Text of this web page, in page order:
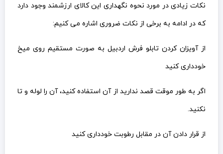
نکات زیادی در مورد نحوه نگهداری این کالای ارزشمند وجود دارد
که در ادامه به برخی از نکات ضروری اشاره می کنیم:
از آویزان کردن تابلو فرش اردبیل به صورت مستقیم روی میخ
خودداری کنید
اگر به طور موقت قصد ندارید از آن استفاده کنید، آن را لوله و تا
نکنید.
از قرار دادن آن در مقابل رطوبت خودداری کنید